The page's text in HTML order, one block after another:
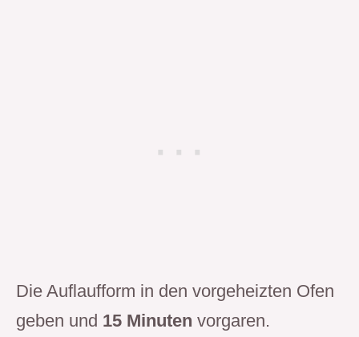
Die Auflaufform in den vorgeheizten Ofen
geben und 15 Minuten vorgaren.